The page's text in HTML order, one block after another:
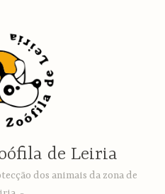
de Leiria
dos animais da zona de